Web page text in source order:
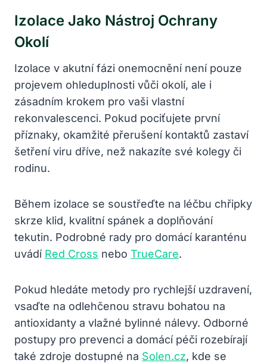
Izolace Jako Nástroj Ochrany
Okolí
Izolace v akutní fázi onemocnění není pouze
projevem ohleduplnosti vůči okolí, ale i
zásadním krokem pro vaši vlastní
rekonvalescenci. Pokud pociťujete první
příznaky, okamžité přerušení kontaktů zastaví
šetření viru dříve, než nakazíte své kolegy či
rodinu.
Během izolace se soustřeďte na léčbu chřipky
skrze klid, kvalitní spánek a doplňování
tekutin. Podrobné rady pro domácí karanténu
uvádí Red Cross nebo TrueCare.
Pokud hledáte metody pro rychlejší uzdravení,
vsaďte na odlehčenou stravu bohatou na
antioxidanty a vlažné bylinné nálevy. Odborné
postupy pro prevenci a domácí péči rozebírají
také zdroje dostupné na Solen.cz, kde se